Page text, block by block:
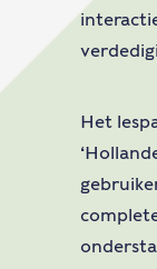
Het